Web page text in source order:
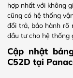
hợp nhất với không
cũng có hệ thống
đổi trả, bảo hành rõ
đầu tư cho hệ thống
Cập nhật
C52D tại